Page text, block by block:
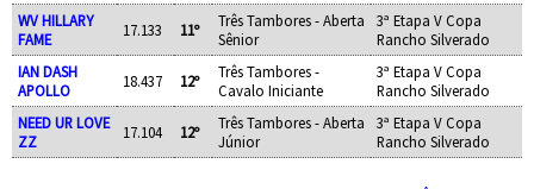
WV HILLARY
FAME
17.133 11º
Três Tambores - Aberta
Sênior
3ª Etapa V Copa
Rancho Silverado
IAN DASH
APOLLO
18.437 12º
Três Tambores -
Cavalo Iniciante
3ª Etapa V Copa
Rancho Silverado
NEED UR LOVE
ZZ
17.104 12º
Três Tambores - Aberta
Júnior
3ª Etapa V Copa
Rancho Silverado